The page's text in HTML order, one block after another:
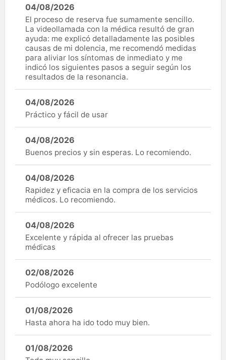
04/08/2026
El proceso de reserva fue sumamente sencillo.
La videollamada con la médica resultó de gran
ayuda: me explicó detalladamente las posibles
causas de mi dolencia, me recomendó medidas
para aliviar los síntomas de inmediato y me
indicó los siguientes pasos a seguir según los
resultados de la resonancia.
04/08/2026
Práctico y fácil de usar
04/08/2026
Buenos precios y sin esperas. Lo recomiendo.
04/08/2026
Rapidez y eficacia en la compra de los servicios
médicos. Lo recomiendo.
04/08/2026
Excelente y rápida al ofrecer las pruebas
médicas
02/08/2026
Podólogo excelente
01/08/2026
Hasta ahora ha ido todo muy bien.
01/08/2026